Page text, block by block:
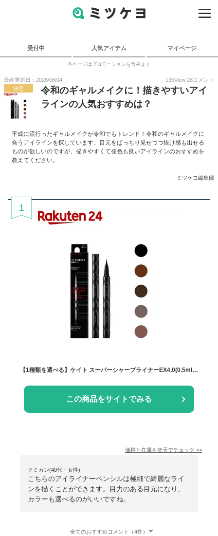
受付中 人気アイテム マイページ
本ページはプロモーションを含みます
最終更新日：2026/08/04 135View 28コメント
決定
令和のギャルメイクに！描きやすいアイ
ラインの人気おすすめは？
平成に流行ったギャルメイクが令和でもトレンド！令和のギャルメイクに
合うアイラインを探しています。目元をぱっちり見せつつ抜け感も出せる
ものが欲しいのですが、描きやすくて発色も良いアイラインのおすすめを
教えてください。
ミツケヨ編集部
1
【1種類を選べる】ケイト スーパーシャープライナーEX4.0(0.5ml)【KATE(ケイト)】[KATE ケイト アイライナー ペンシル 極細 細い]
この商品をサイトでみる
価格と在庫を楽天でチェック >>
クミカン(40代・女性)
こちらのアイライナーペンシルは極細で綺麗なライ
ンを描くことができます。目力のある目元になり、
カラーも選べるのがいいですね。
全てのおすすめコメント（4件）